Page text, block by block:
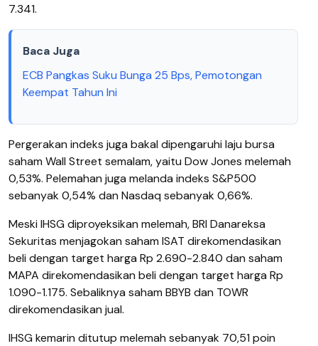
7.341.
Baca Juga
ECB Pangkas Suku Bunga 25 Bps, Pemotongan
Keempat Tahun Ini
Pergerakan indeks juga bakal dipengaruhi laju bursa
saham Wall Street semalam, yaitu Dow Jones melemah
0,53%. Pelemahan juga melanda indeks S&P500
sebanyak 0,54% dan Nasdaq sebanyak 0,66%.
Meski IHSG diproyeksikan melemah, BRI Danareksa
Sekuritas menjagokan saham ISAT direkomendasikan
beli dengan target harga Rp 2.690-2.840 dan saham
MAPA direkomendasikan beli dengan target harga Rp
1.090-1.175. Sebaliknya saham BBYB dan TOWR
direkomendasikan jual.
IHSG kemarin ditutup melemah sebanyak 70,51 poin